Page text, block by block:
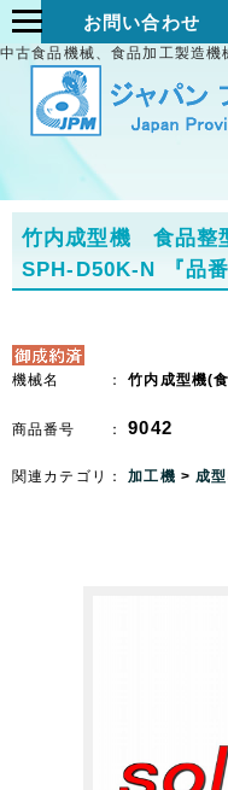
お問い合わせ
中古食品機械、食品加工製造機
竹内成型機 食品
SPH-D50K-N
『品
機械名 ：竹内成型機(
商品番号 ：9042
関連カテゴリ：加工機 >成